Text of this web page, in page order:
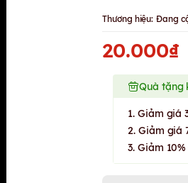
Thương hiệu: Đang
20.000₫
Quà tặng
1. Giảm giá
2. Giảm giá
3. Giảm